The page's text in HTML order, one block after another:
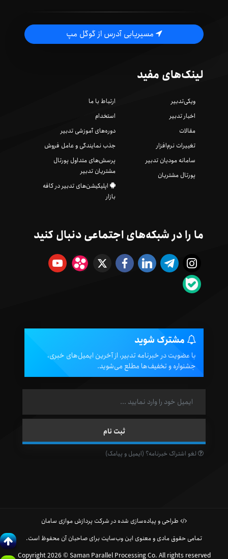
مسیریابی آدرس از گوگل مپ
لینک‌های مفید
ویکی‌تدبیر
اخبار تدبیر
مقالات
تغییرات نرم‌افزار
سامانه مودیان تدبیر
پورتال مشتریان
ارتباط با ما
استخدام
دوره‌های آموزشی تدبیر
جذب نمایندگی و عامل فروش
پرسش‌های متداول پورتال
مشتریان تدبیر
اپلیکیشن‌های تدبیر در کافه
بازار
ما را در شبکه‌های اجتماعی دنبال کنید
مشترک شوید
با عضویت در خبرنامه تدبیر، از آخرین ایمیل‌های خبری،
جشنواره و تخفیف‌ها مطلع می‌شوید.
لغو اشتراک خبرنامه؟ (ایمیل و پیامک)
طراحی و پیاده‌سازی شده در شرکت پردازش موازی سامان
تمامی حقوق مادی و معنوی این وب‌سایت برای صاحبان آن محفوظ است.
Copyright 2026 © Saman Parallel Processing Co. All rights reserved